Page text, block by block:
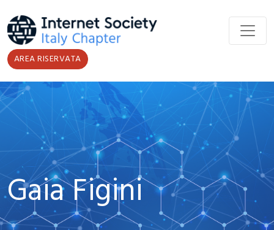
AREA RISERVATA
Gaia Figini